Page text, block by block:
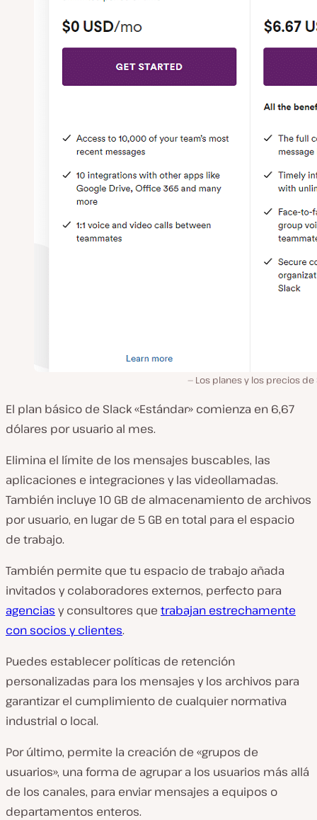
Los planes y los precios de
El plan básico de Slack «Estándar» comienza en 6,67
dólares por usuario al mes.
Elimina el límite de los mensajes buscables, las
aplicaciones e integraciones y las videollamadas.
También incluye 10 GB de almacenamiento de archivos
por usuario, en lugar de 5 GB en total para el espacio
de trabajo.
También permite que tu espacio de trabajo añada
invitados y colaboradores externos, perfecto para
agencias y consultores que trabajan estrechamente
con socios y clientes.
Puedes establecer políticas de retención
personalizadas para los mensajes y los archivos para
garantizar el cumplimiento de cualquier normativa
industrial o local.
Por último, permite la creación de «grupos de
usuarios», una forma de agrupar a los usuarios más allá
de los canales, para enviar mensajes a equipos o
departamentos enteros.